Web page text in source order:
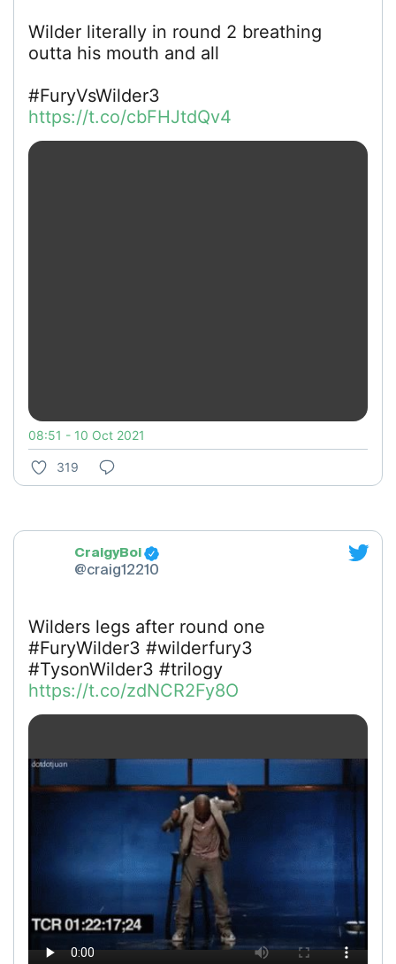
Wilder literally in round 2 breathing
outta his mouth and all
#FuryVsWilder3
https://t.co/cbFHJtdQv4
08:51 - 10 Oct 2021
319
CraigyBoi
@craig12210
Wilders legs after round one
#FuryWilder3 #wilderfury3
#TysonWilder3 #trilogy
https://t.co/zdNCR2Fy8O